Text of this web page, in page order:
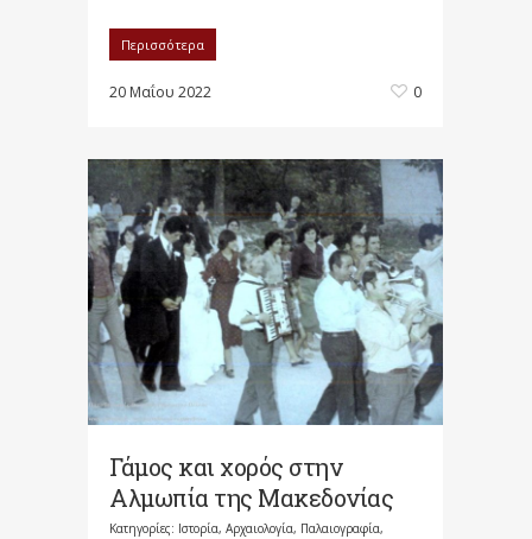
Περισσότερα
20 Μαΐου 2022 0
Γάμος και χορός στην
Αλμωπία της Μακεδονίας
Κατηγορίες: Ιστορία, Αρχαιολογία, Παλαιογραφία,